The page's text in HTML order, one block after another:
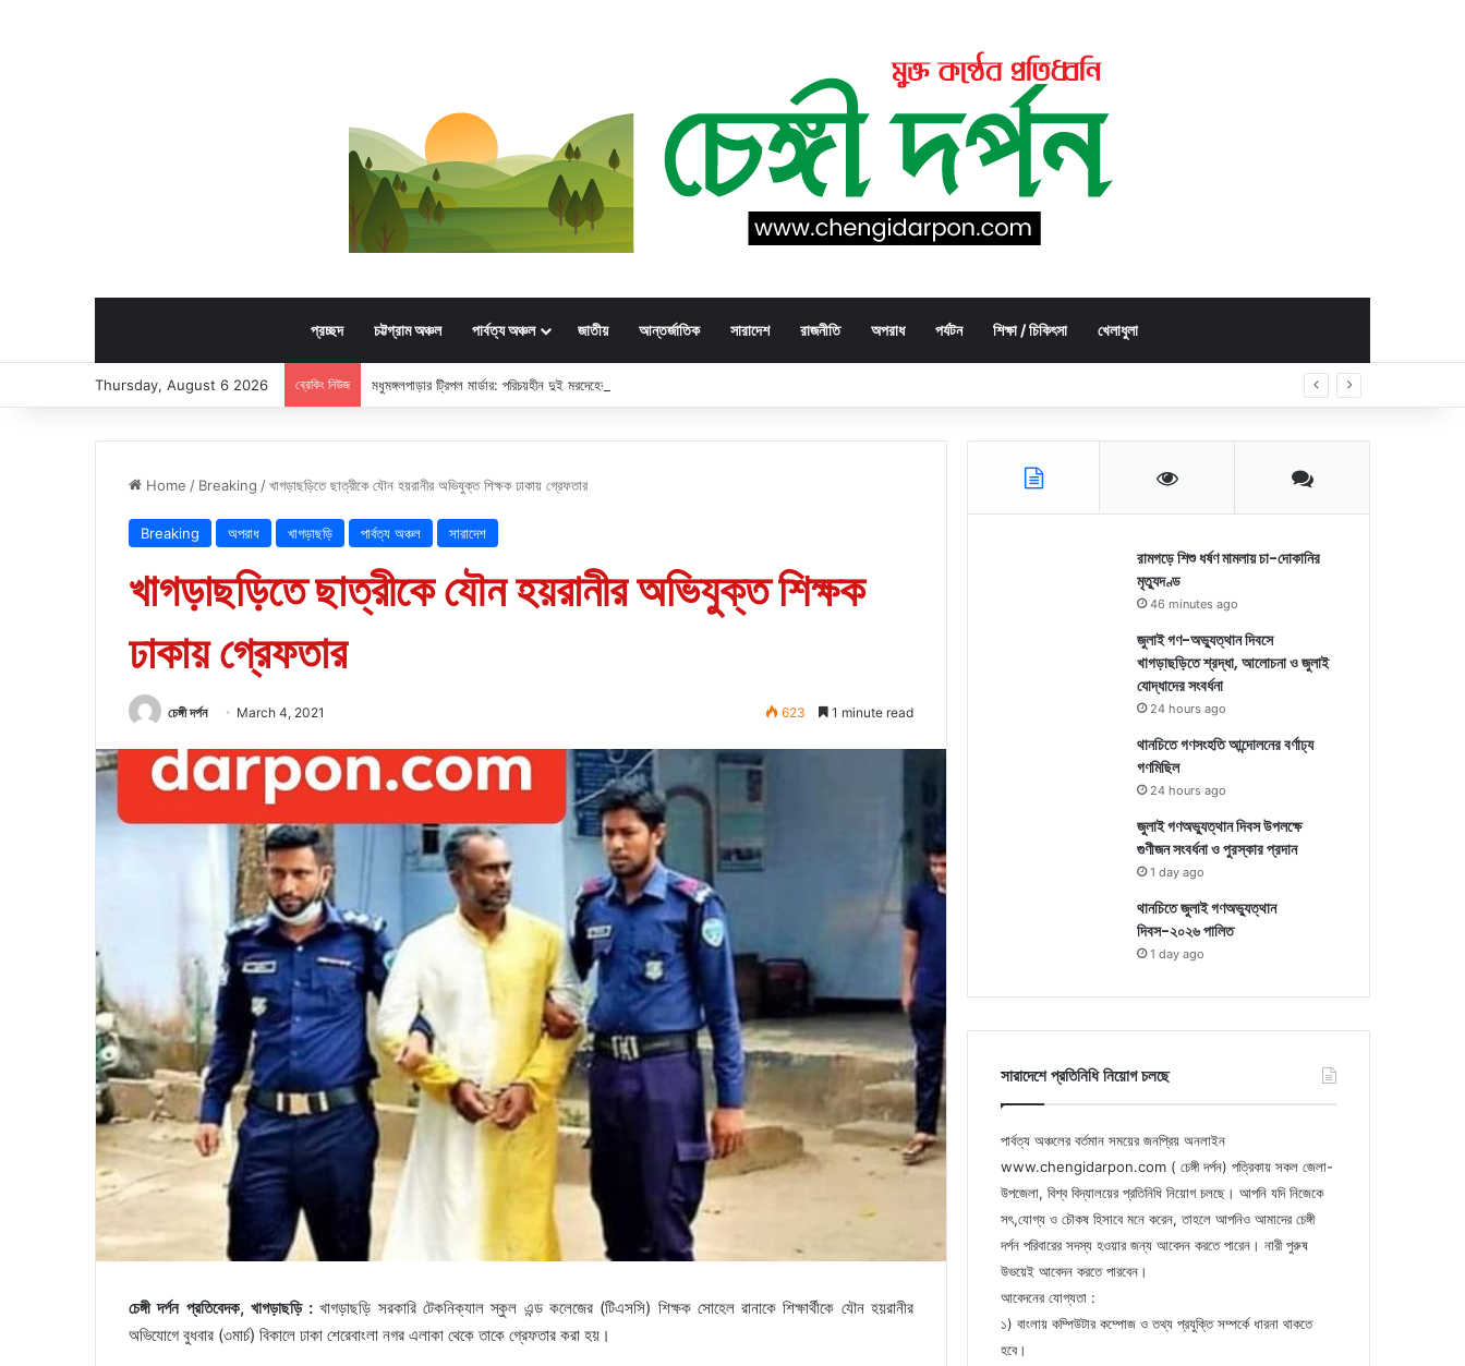
প্রচ্ছদ চট্টগ্রাম অঞ্চল পার্বত্য অঞ্চল জাতীয় আন্তর্জাতিক সারাদেশ রাজনীতি অপরাধ পর্যটন শিক্ষা / চিকিৎসা খেলাধুলা
Thursday, August 6 2026 ব্রেকিং নিউজ মধুমঙ্গলপাড়ার ট্রিপল মার্ডার: পরিচয়হীন দুই মরদেহের স্বজনের খোঁজ পুলিশের
Home / Breaking /খাগড়াছড়িতে ছাত্রীকে যৌন হয়রানীর অভিযুক্ত শিক্ষক ঢাকায় গ্রেফতার
Breaking অপরাধ খাগড়াছড়ি পার্বত্য অঞ্চল সারাদেশ
খাগড়াছড়িতে ছাত্রীকে যৌন হয়রানীর অভিযুক্ত শিক্ষক
ঢাকায় গ্রেফতার
চেঙ্গী দর্পন March 4, 2021 623 1 minute read
চেঙ্গী দর্পন প্রতিবেদক, খাগড়াছড়ি : খাগড়াছড়ি সরকারি টেকনিক্যাল স্কুল এন্ড কলেজের (টিএসসি) শিক্ষক সোহেল রানাকে শিক্ষার্থীকে যৌন হয়রানীর
অভিযোগে বুধবার (৩মার্চ) বিকালে ঢাকা শেরেবাংলা নগর এলাকা থেকে তাকে গ্রেফতার করা হয়।
রামগড়ে শিশু ধর্ষণ মামলায় চা-দোকানির
মৃত্যুদণ্ড
46 minutes ago
জুলাই গণ-অভ্যুত্থান দিবসে
খাগড়াছড়িতে শ্রদ্ধা, আলোচনা ও জুলাই
যোদ্ধাদের সংবর্ধনা
24 hours ago
থানচিতে গণসংহতি আন্দোলনের বর্ণাঢ্য
গণমিছিল
24 hours ago
জুলাই গণঅভ্যুত্থান দিবস উপলক্ষে
গুণীজন সংবর্ধনা ও পুরস্কার প্রদান
1 day ago
থানচিতে জুলাই গণঅভ্যুত্থান
দিবস-২০২৬ পালিত
1 day ago
সারাদেশে প্রতিনিধি নিয়োগ চলছে
পার্বত্য অঞ্চলের বর্তমান সময়ের জনপ্রিয় অনলাইন
www.chengidarpon.com ( চেঙ্গী দর্পন) পত্রিকায় সকল জেলা-
উপজেলা, বিশ্ব বিদ্যালয়ের প্রতিনিধি নিয়োগ চলছে। আপনি যদি নিজেকে
সৎ,যোগ্য ও চৌকষ হিসাবে মনে করেন, তাহলে আপনিও আমাদের চেঙ্গী
দর্পন পরিবারের সদস্য হওয়ার জন্য আবেদন করতে পারেন। নারী পুরুষ
উভয়েই আবেদন করতে পারবেন।
আবেদনের যোগ্যতা :
১) বাংলায় কম্পিউটার কম্পোজ ও তথ্য প্রযুক্তি সম্পর্কে ধারনা থাকতে
হবে।